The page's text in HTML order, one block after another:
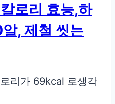
로리 효능,하
, 제철 씻는
리가 69kcal 로생각